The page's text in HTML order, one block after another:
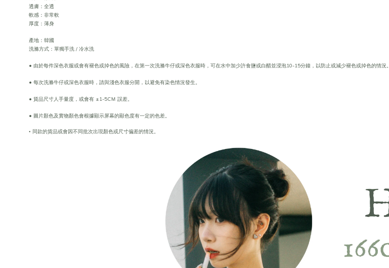
透膚：全透
軟感：非常軟
厚度：薄身
產地：韓國
洗滌方式：單獨手洗 / 冷水洗
• 由於每件深色衣服或會有褪色或掉色的風險，在第一次洗滌牛仔或深色衣服時，可在水中加少許食鹽或白醋並浸泡10-15分鐘，以防止或減少褪色或掉色的情況。
• 每次洗滌牛仔或深色衣服時，請與淺色衣服分開，以避免有染色情況發生。
• 貨品尺寸人手量度，或會有 ±1-5CＭ 誤差。
• 圖片顏色及實物顏色會根據顯示屏幕的顯色度有一定的色差。
• 同款的貨品或會因不同批次出現顏色或尺寸偏差的情況。